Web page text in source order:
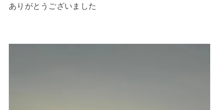
ありがとうございました